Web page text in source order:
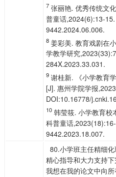
7张丽艳. 优秀传统文
普童话,2024(6):13-
9442.2024.06.006.
8姜彩美. 教育戏剧在
学教学研究
284X.2023.33.031.
9谢桂新. 《小学教育
[J]. 惠州学院学报
DOI:10.16778/
10韩莹筱. 小学教育校
科普童话
9442.2023.18.007.
80.小学班主任精细
精心指导和大力支持下
我想在我的论文中向